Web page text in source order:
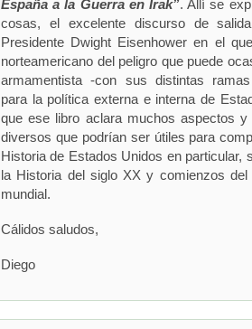
España a la Guerra en Irak”. Allí se
cosas, el excelente discurso de
Presidente Dwight Eisenhower en el
norteamericano del peligro que puede
armamentista -con sus distintas
para la política externa e interna de
que ese libro aclara muchos aspectos
diversos que podrían ser útiles para
Historia de Estados Unidos en particular,
la Historia del siglo XX y comienzos
mundial.
Cálidos saludos,
Diego